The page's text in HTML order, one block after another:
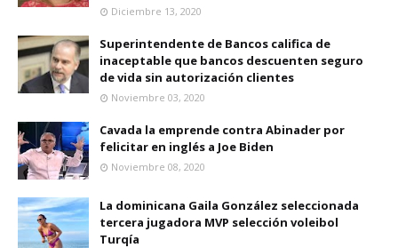
Diciembre 13, 2020
Superintendente de Bancos califica de
inaceptable que bancos descuenten seguro
de vida sin autorización clientes
Noviembre 03, 2020
Cavada la emprende contra Abinader por
felicitar en inglés a Joe Biden
Noviembre 08, 2020
La dominicana Gaila González seleccionada
tercera jugadora MVP selección voleibol
Turqía